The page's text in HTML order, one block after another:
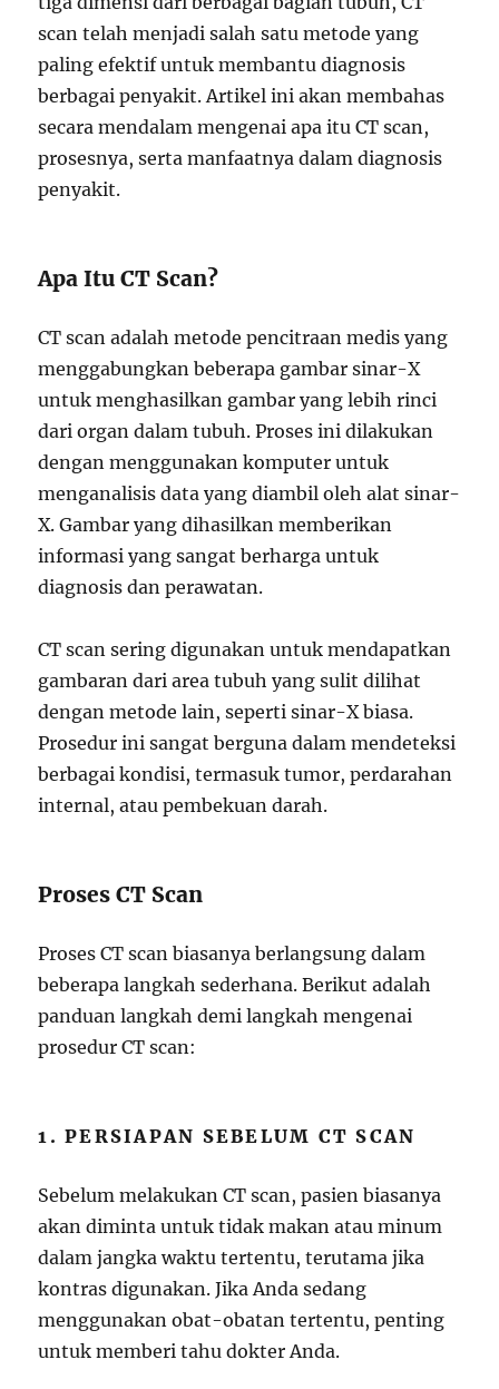
scan telah menjadi salah satu metode yang
paling efektif untuk membantu diagnosis
berbagai penyakit. Artikel ini akan membahas
secara mendalam mengenai apa itu CT scan,
prosesnya, serta manfaatnya dalam diagnosis
penyakit.
Apa Itu CT Scan?
CT scan adalah metode pencitraan medis yang
menggabungkan beberapa gambar sinar-X
untuk menghasilkan gambar yang lebih rinci
dari organ dalam tubuh. Proses ini dilakukan
dengan menggunakan komputer untuk
menganalisis data yang diambil oleh alat sinar-
X. Gambar yang dihasilkan memberikan
informasi yang sangat berharga untuk
diagnosis dan perawatan.
CT scan sering digunakan untuk mendapatkan
gambaran dari area tubuh yang sulit dilihat
dengan metode lain, seperti sinar-X biasa.
Prosedur ini sangat berguna dalam mendeteksi
berbagai kondisi, termasuk tumor, perdarahan
internal, atau pembekuan darah.
Proses CT Scan
Proses CT scan biasanya berlangsung dalam
beberapa langkah sederhana. Berikut adalah
panduan langkah demi langkah mengenai
prosedur CT scan:
1. PERSIAPAN SEBELUM CT SCAN
Sebelum melakukan CT scan, pasien biasanya
akan diminta untuk tidak makan atau minum
dalam jangka waktu tertentu, terutama jika
kontras digunakan. Jika Anda sedang
menggunakan obat-obatan tertentu, penting
untuk memberi tahu dokter Anda.